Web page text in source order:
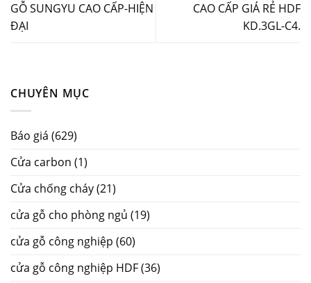
CHUYÊN MỤC
Báo giá (629)
Cửa carbon (1)
Cửa chống cháy(21)
cửa gỗ cho phòng ngủ (19)
cửa gỗ công nghiệp (60)
cửa gỗ công nghiệp HDF(36)
GỖ SUNGYU CAO CẤP-HIỆN
ĐẠI
CAO CẤP GIÁ RẺ HDF
KD.3GL-C4.